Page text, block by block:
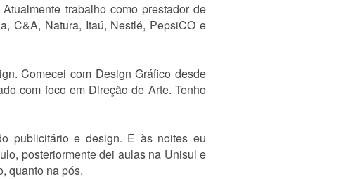
trabalho como prestador de
C&A, Natura, Itaú, Nestlé, PepsiCO e
Comecei com Design Gráfico desde
com foco em Direção de Arte. Tenho
publicitário e design. E às noites eu
posteriormente dei aulas na Unisul e
quanto na pós.